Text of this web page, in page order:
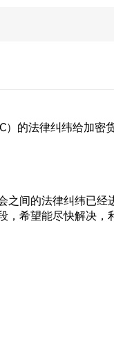
）的法律纠纬给加密
之间的法律纠纬已经
，希望能尽快解决，